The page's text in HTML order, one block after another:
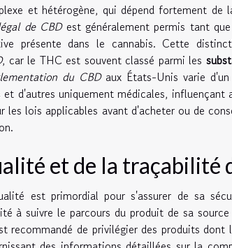
et hétérogène, qui dépend fortement de
de CBDest généralement permis tant
présente dans le cannabis. Cette
, car le THC est souvent classé parmi les
du CBDaux États-Unis varie
d'autres uniquement médicales,
les lois applicables avant d'acheter ou de
et de la traçabilité
est primordial pour s'assurer de sa
à suivre le parcours du produit de sa
recommandé de privilégier des produits